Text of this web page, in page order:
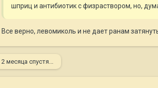
шприц и антибиотик с физраствором, но,
Все верно, левомиколь и не дает ранам
2 месяца спустя...